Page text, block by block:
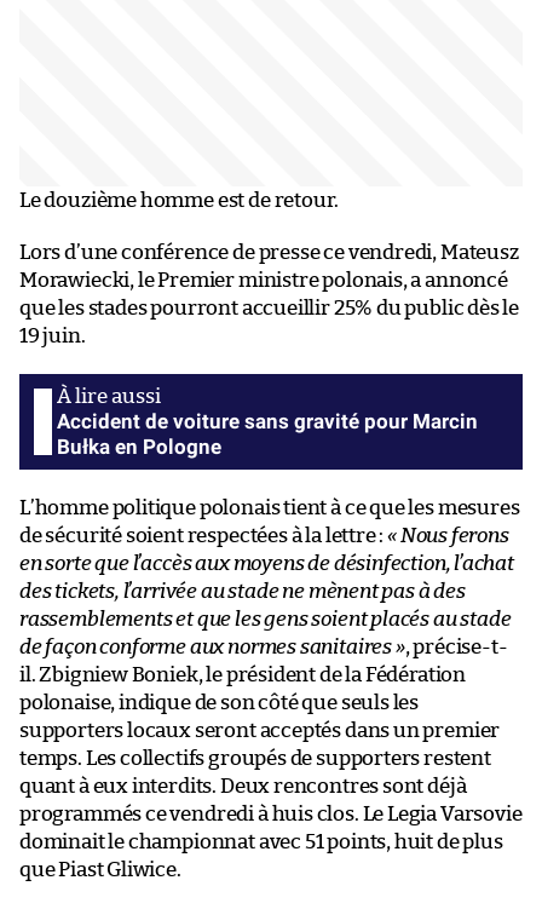
Le douzième homme est de retour.
Lors d’une conférence de presse ce vendredi, Mateusz
Morawiecki, le Premier ministre polonais, a annoncé
que les stades pourront accueillir 25% du public dès le
19 juin.
Accident de voiture sans gravité pour Marcin
Bułka en Pologne
L’homme politique polonais tient à ce que les mesures
de sécurité soient respectées à la lettre :« Nous ferons
en sorte que l’accès aux moyens de désinfection, l’achat
des tickets, l’arrivée au stade ne mènent pas à des
rassemblements et que les gens soient placés au stade
de façon conforme aux normes sanitaires », précise-t-
il. Zbigniew Boniek, le président de la Fédération
polonaise, indique de son côté que seuls les
supporters locaux seront acceptés dans un premier
temps. Les collectifs groupés de supporters restent
quant à eux interdits. Deux rencontres sont déjà
programmés ce vendredi à huis clos. Le Legia Varsovie
dominait le championnat avec 51 points, huit de plus
que Piast Gliwice.